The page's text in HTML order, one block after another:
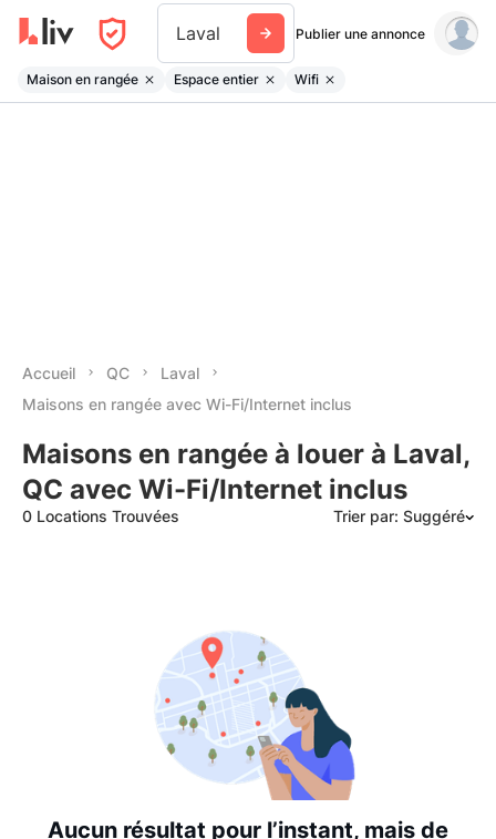
Laval Publier une annonce
Maison en rangée Espace entier Wifi
Accueil QC
Laval
Maisons en rangée avec Wi-Fi/Internet inclus
Maisons en rangée à louer à Laval,
QC avec Wi-Fi/Internet inclus
0 Locations Trouvées Trier par: Suggéré
Date: les plus anciens d’abord
Aucun résultat pour l’instant, mais de